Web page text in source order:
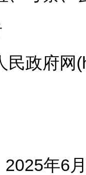
民政府网
年6月